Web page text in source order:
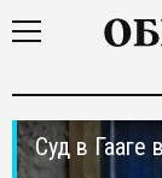
Суд в Гааге